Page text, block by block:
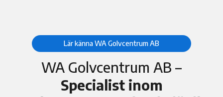
Lär känna WA Golvcentrum AB
WA Golvcentrum AB –
Specialist inom